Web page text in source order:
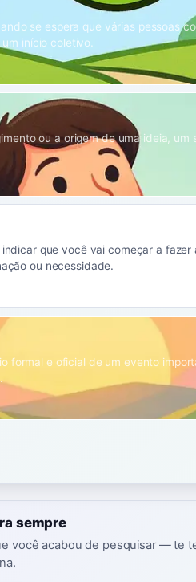
se espera que várias pessoas
início coletivo.
ou a origem de uma ideia, um
que você vai começar a
ou necessidade.
formal e oficial de um evento
sempre
você acabou de pesquisar — te